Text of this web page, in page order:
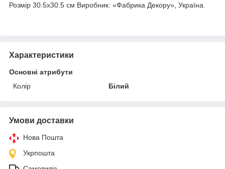
Розмір 30.5х30.5 см Виробник: «Фабрика Декору», Україна.
Характеристики
Основні атрибути
Колір
Білий
Умови доставки
Нова Пошта
Укрпошта